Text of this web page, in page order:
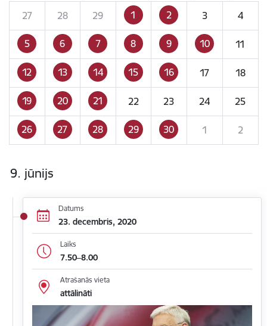
27
28 29 1 2 3 4
5 6 7 8 9 10 11
12 13 14 15 16 17 18
19 20 21 22 23 24 25
26 27 28 29 30 1 2
9. jūnijs
Datums
23. decembris, 2020
Laiks
7.50–8.00
Atrašanās vieta
attālināti